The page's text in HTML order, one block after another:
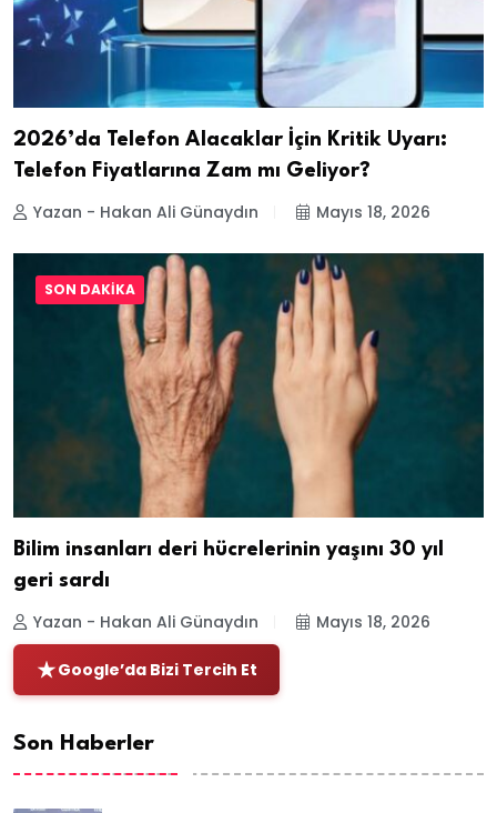
2026’da Telefon Alacaklar İçin Kritik Uyarı:
Telefon Fiyatlarına Zam mı Geliyor?
Yazan - Hakan Ali Günaydın Mayıs 18, 2026
SON DAKIKA
Bilim insanları deri hücrelerinin yaşını 30 yıl
geri sardı
Yazan - Hakan Ali Günaydın Mayıs 18, 2026
Google’da Bizi Tercih Et
Son Haberler